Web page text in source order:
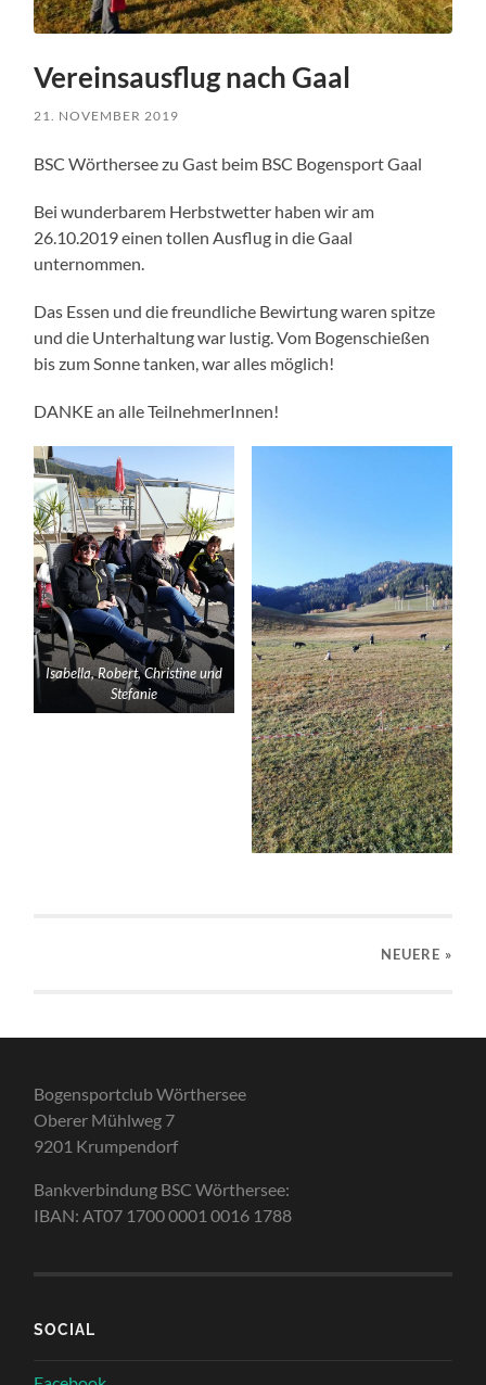
Vereinsausflug nach Gaal
21. NOVEMBER 2019
BSC Wörthersee zu Gast beim BSC Bogensport Gaal
Bei wunderbarem Herbstwetter haben wir am
26.10.2019 einen tollen Ausflug in die Gaal
unternommen.
Das Essen und die freundliche Bewirtung waren spitze
und die Unterhaltung war lustig. Vom Bogenschießen
bis zum Sonne tanken, war alles möglich!
DANKE an alle TeilnehmerInnen!
Isabella, Robert, Christine und
Stefanie
NEUERE »
Bogensportclub Wörthersee
Oberer Mühlweg 7
9201 Krumpendorf
Bankverbindung BSC Wörthersee:
IBAN: AT07 1700 0001 0016 1788
SOCIAL